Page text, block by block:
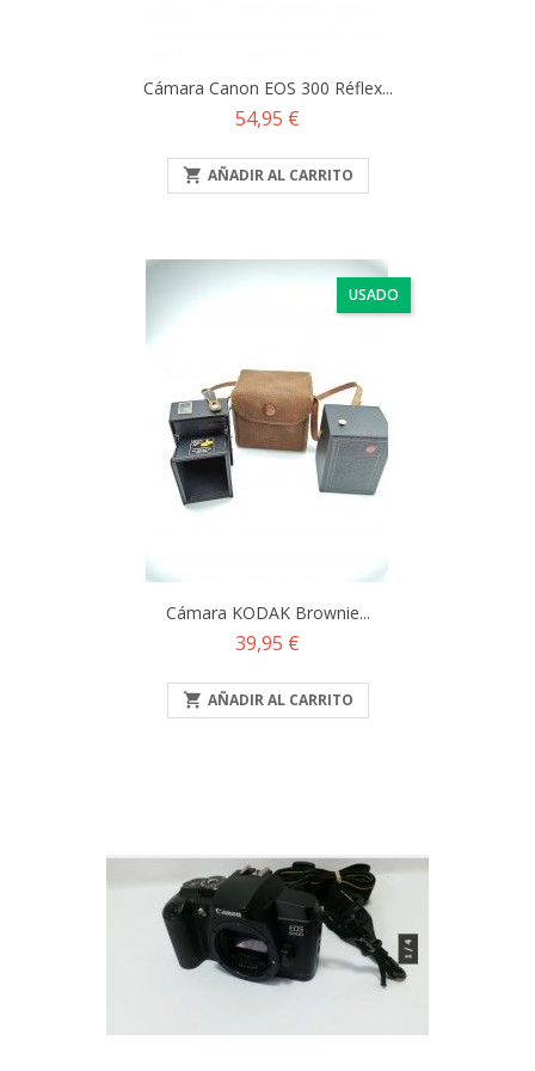
Cámara Canon EOS 300 Réflex...
Precio
54,95 €
 AÑADIR AL CARRITO
USADO
Cámara KODAK Brownie...
Precio
39,95 €
 AÑADIR AL CARRITO